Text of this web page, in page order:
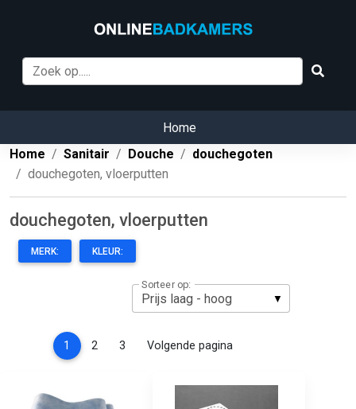
Home
Home
Sanitair Douche
douchegoten
douchegoten, vloerputten
douchegoten, vloerputten
MERK: KLEUR:
Sorteer op:
1 (current)
2 3 Volgende pagina